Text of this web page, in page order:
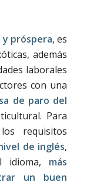
próspera, es
además
laborales
con una
de paro del
Para
requisitos
de inglés,
idioma, más
un buen